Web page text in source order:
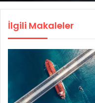
İlgili Makaleler